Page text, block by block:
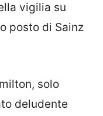
vigilia su
posto di Sainz
solo
deludente